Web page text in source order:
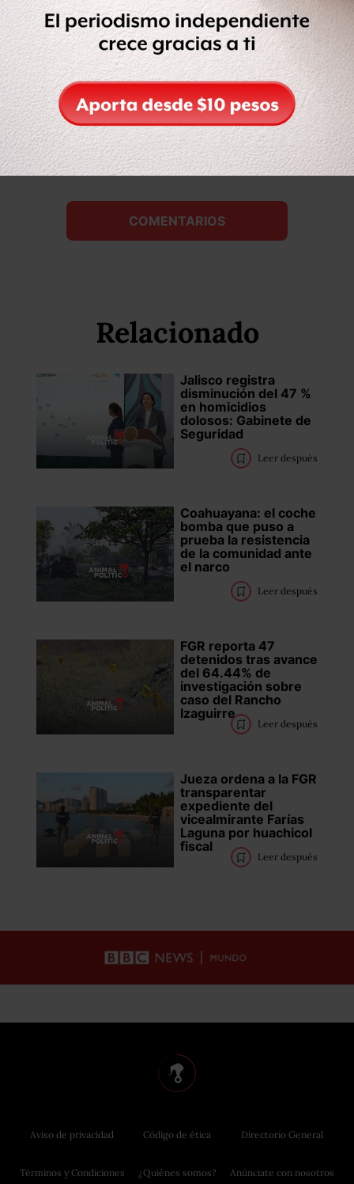
Suscríbete a Animal Político, recibe beneficios y
apoya el periodismo libre.
SUSCRIBIRME
Compartir Leer después
COMENTARIOS
Relacionado
Jalisco registra
disminución del 47 %
en homicidios
dolosos: Gabinete de
Seguridad
Leer después
Coahuayana: el coche
bomba que puso a
prueba la resistencia
de la comunidad ante
el narco
Leer después
FGR reporta 47
detenidos tras avance
del 64.44% de
investigación sobre
caso del Rancho
Izaguirre
Leer después
Jueza ordena a la FGR
transparentar
expediente del
vicealmirante Farías
Laguna por huachicol
fiscal
Leer después
Aviso de privacidad
Términos y Condiciones
Código de ética
¿Quiénes somos?
Directorio General
Anúnciate con nosotros